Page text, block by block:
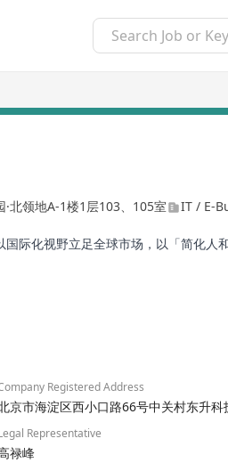
北领地A-1楼1层103、105室
IT / E-
际化视野立足全球市场，以「简化
子公司，产品遍布全球超100个国家
代言人。Registered Address
京市海淀区西小口路66号中关村东升
Representative
禄峰